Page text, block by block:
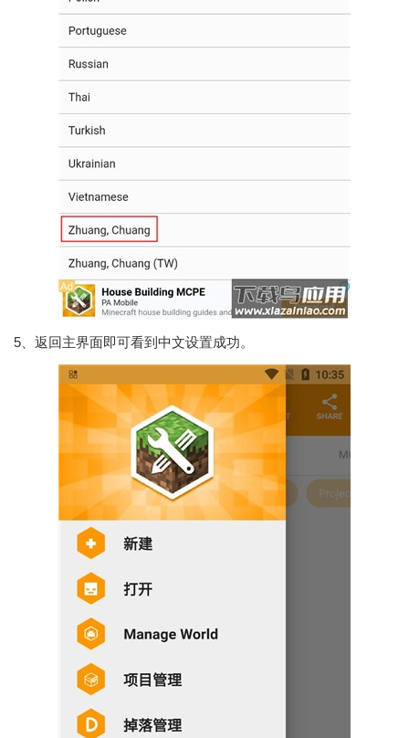
5、返回主界面即可看到中文设置成功。